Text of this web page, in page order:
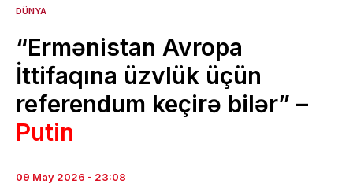
DÜNYA
“Ermənistan Avropa
İttifaqına üzvlük üçün
referendum keçirə bilər” –
Putin
09 May 2026 - 23:08